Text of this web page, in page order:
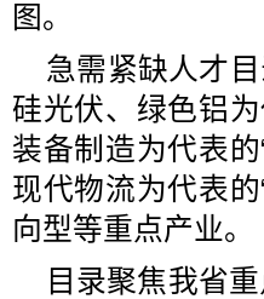
图。
急需紧缺人才
硅光伏、绿色铝
装备制造为代表
现代物流为代表
向型等重点产业。
目录聚焦我省